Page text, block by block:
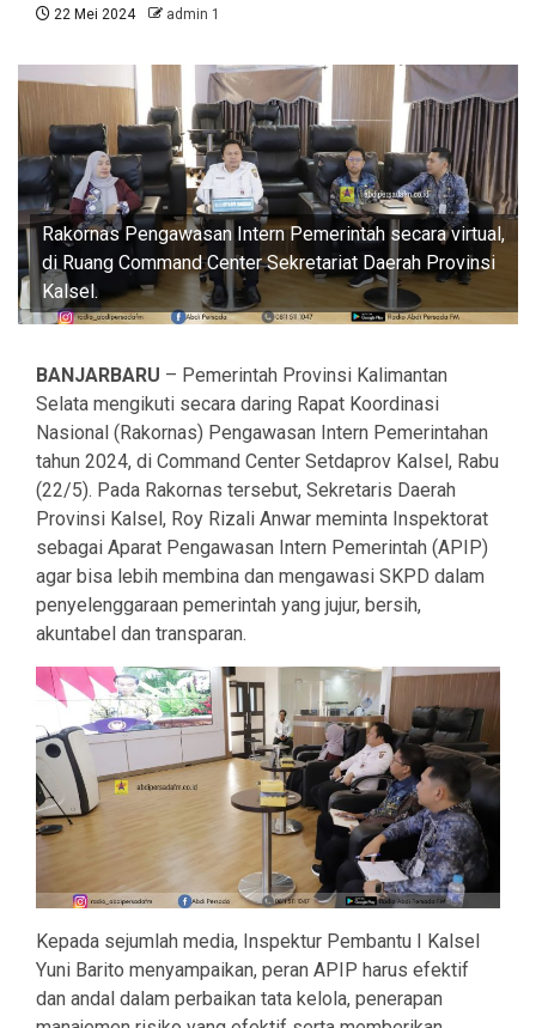
22 Mei 2024 admin 1
Rakornas Pengawasan Intern Pemerintah secara virtual,
di Ruang Command Center Sekretariat Daerah Provinsi
Kalsel.
BANJARBARU – Pemerintah Provinsi Kalimantan
Selata mengikuti secara daring Rapat Koordinasi
Nasional (Rakornas) Pengawasan Intern Pemerintahan
tahun 2024, di Command Center Setdaprov Kalsel, Rabu
(22/5). Pada Rakornas tersebut, Sekretaris Daerah
Provinsi Kalsel, Roy Rizali Anwar meminta Inspektorat
sebagai Aparat Pengawasan Intern Pemerintah (APIP)
agar bisa lebih membina dan mengawasi SKPD dalam
penyelenggaraan pemerintah yang jujur, bersih,
akuntabel dan transparan.
Kepada sejumlah media, Inspektur Pembantu I Kalsel
Yuni Barito menyampaikan, peran APIP harus efektif
dan andal dalam perbaikan tata kelola, penerapan